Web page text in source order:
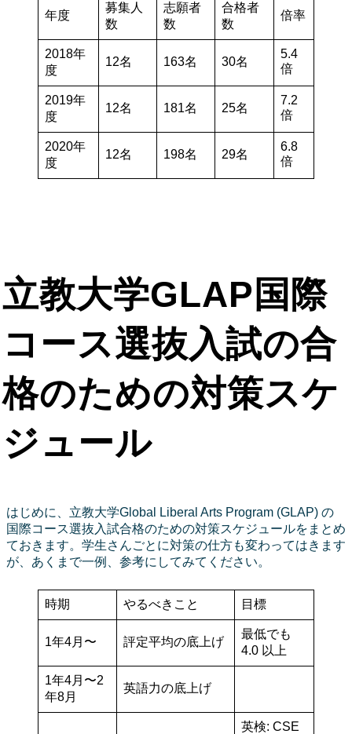
年度
募集人
数
志願者
数
合格者
数
倍率
2018年
度
12名 163名 30名
5.4
倍
2019年
度
12名 181名 25名
7.2
倍
2020年
度
12名 198名 29名
6.8
倍
立教大学GLAP国際
コース選抜入試の合
格のための対策スケ
ジュール
はじめに、立教大学Global Liberal Arts Program (GLAP) の
国際コース選抜入試合格のための対策スケジュールをまとめ
ておきます。学生さんごとに対策の仕方も変わってはきます
が、あくまで一例、参考にしてみてください。
時期 やるべきこと 目標
1年4月〜 評定平均の底上げ
最低でも
4.0 以上
1年4月〜2
年8月
英語力の底上げ
英検: CSE